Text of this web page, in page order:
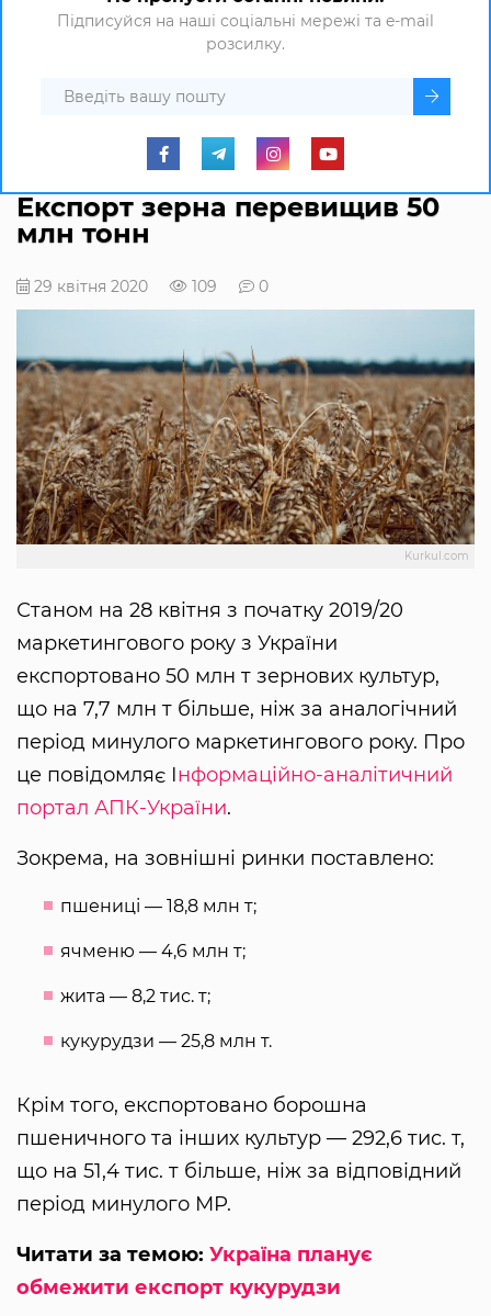
Підписуйся на наші соціальні мережі та e-mail
розсилку.
Експорт зерна перевищив 50
млн тонн
29 квітня 2020 109 0
Kurkul.com
Станом на 28 квітня з початку 2019/20
маркетингового року з України
експортовано 50 млн т зернових культур,
що на 7,7 млн т більше, ніж за аналогічний
період минулого маркетингового року. Про
це повідомляє Інформаційно-аналітичний
портал АПК-України.
Зокрема, на зовнішні ринки поставлено:
пшениці — 18,8 млн т;
ячменю — 4,6 млн т;
жита — 8,2 тис. т;
кукурудзи — 25,8 млн т.
Крім того, експортовано борошна
пшеничного та інших культур — 292,6 тис. т,
що на 51,4 тис. т більше, ніж за відповідний
період минулого МР.
Читати за темою: Україна планує
обмежити експорт кукурудзи